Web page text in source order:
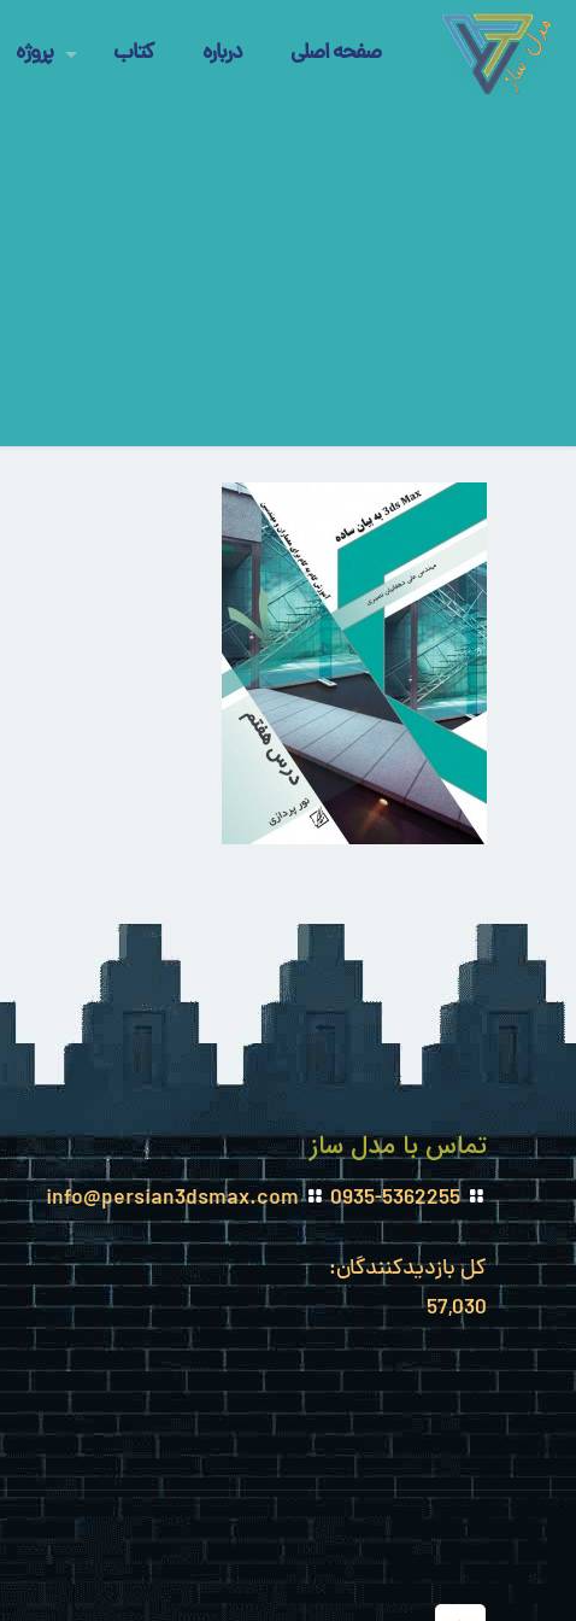
صفحه اصلی درباره کتاب پروژه
تماس با مدل ساز
0935-5362255
info@persian3dsmax.com
کل بازدیدکنند‌گان:
57,030